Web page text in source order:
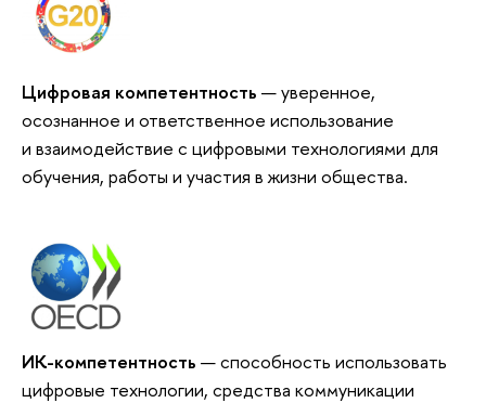
Цифровая компетентность — уверенное,
осознанное и ответственное использование
и взаимодействие с цифровыми технологиями для
обучения, работы и участия в жизни общества.
ИК-компетентность — способность использовать
цифровые технологии, средства коммуникации